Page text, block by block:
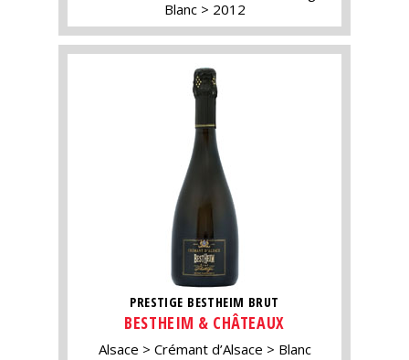
Blanc
2012
PRESTIGE BESTHEIM BRUT
BESTHEIM & CHÂTEAUX
Alsace Crémant d’Alsace Blanc